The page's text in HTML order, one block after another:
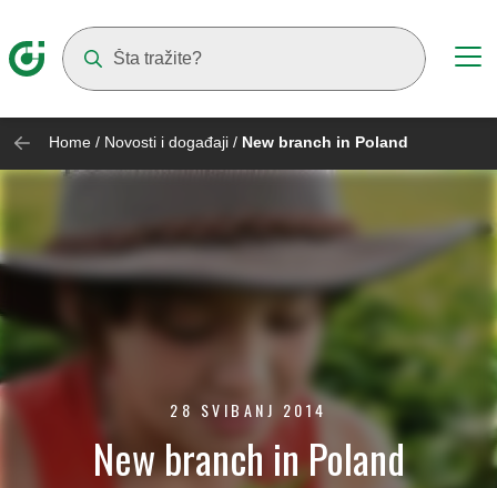
Home / Novosti i događaji / New branch in Poland
28 SVIBANJ 2014
New branch in Poland